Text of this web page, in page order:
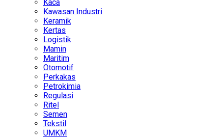
Kaca
Kawasan Industri
Keramik
Kertas
Logistik
Mamin
Maritim
Otomotif
Perkakas
Petrokimia
Regulasi
Ritel
Semen
Tekstil
UMKM